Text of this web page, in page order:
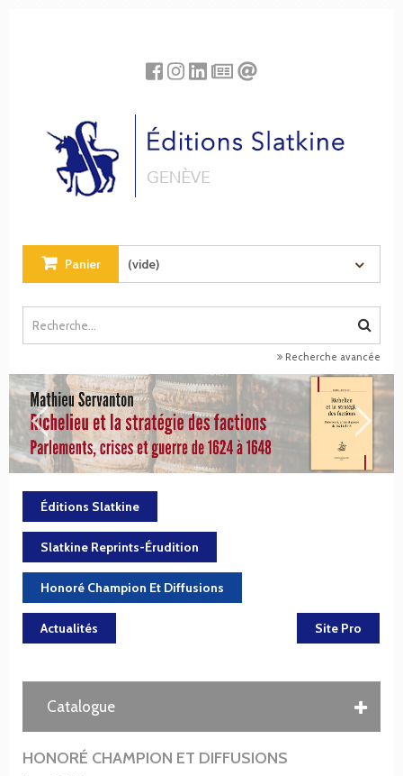
Panier (vide)
Recherche avancée
Éditions Slatkine
Slatkine Reprints-Érudition
Honoré Champion Et Diffusions
Actualités Site Pro
Catalogue
HONORÉ CHAMPION ET DIFFUSIONS